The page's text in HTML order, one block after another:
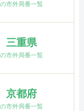
の市外局番一覧
三重県
の市外局番一覧
京都府
の市外局番一覧